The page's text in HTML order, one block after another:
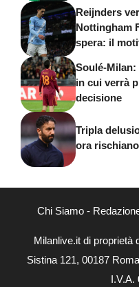
Reijnders
Nottingham
spera: il
Soulé-Milan:
in cui verrà
decisione
Tripla
ora
Chi Siamo-
Milanlive.it di proprietà
Sistina 121, 00187
I.V.A.